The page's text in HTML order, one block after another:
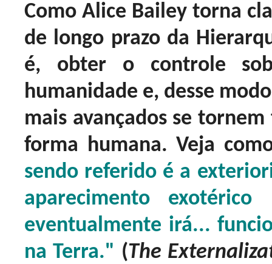
Como Alice Bailey torna
de longo prazo da
é, obter o controle
humanidade e, desse
mais avançados se
forma humana. Veja
sendo referido é a
aparecimento
eventualmente irá...
na Terra." (The